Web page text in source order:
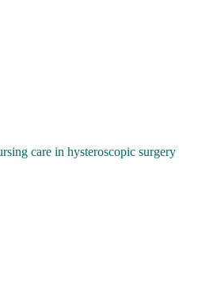
care in hysteroscopic surgery